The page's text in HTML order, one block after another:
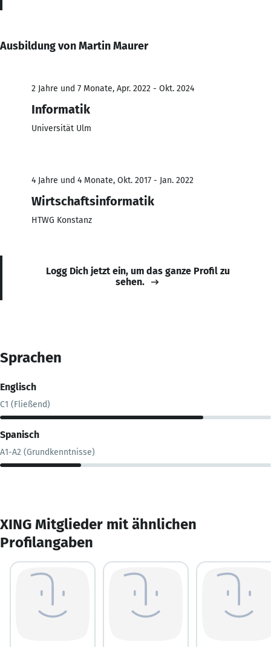
Ausbildung von Martin Maurer
2 Jahre und 7 Monate, Apr. 2022 - Okt. 2024
Informatik
Universität Ulm
4 Jahre und 4 Monate, Okt. 2017 - Jan. 2022
Wirtschaftsinformatik
HTWG Konstanz
Logg Dich jetzt ein, um das ganze Profil zu
sehen.
Sprachen
Englisch
C1 (Fließend)
Spanisch
A1-A2 (Grundkenntnisse)
XING Mitglieder mit ähnlichen
Profilangaben